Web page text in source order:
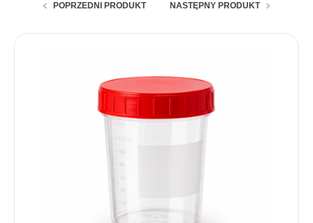
POPRZEDNI PRODUKT NASTĘPNY PRODUKT